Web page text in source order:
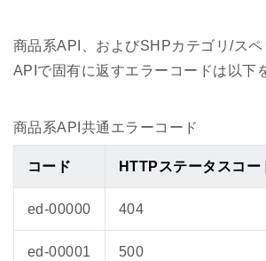
商品系API、およびSHPカテゴリ/スペ
APIで固有に返すエラーコードは以下
商品系API共通エラーコード
コード HTTPステータスコー
ed-00000 404
ed-00001 500